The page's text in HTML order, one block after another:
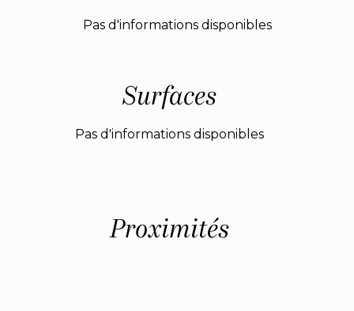
Pas d'informations disponibles
Surfaces
Pas d'informations disponibles
Proximités